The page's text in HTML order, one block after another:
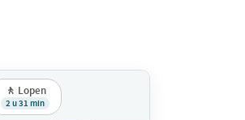
🚶 Lopen
2 u 31 min